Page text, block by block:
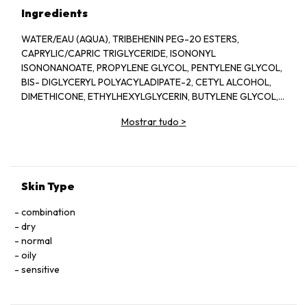
Ingredients
WATER/EAU (AQUA), TRIBEHENIN PEG-20 ESTERS,
CAPRYLIC/CAPRIC TRIGLYCERIDE, ISONONYL
ISONONANOATE, PROPYLENE GLYCOL, PENTYLENE GLYCOL,
BIS- DIGLYCERYL POLYACYLADIPATE-2, CETYL ALCOHOL,
DIMETHICONE, ETHYLHEXYLGLYCERIN, BUTYLENE GLYCOL,
EDTA, ZEA MAYS (CORN) KERNEL EXTRACT, PECTIN, BENZYL
METHYLSILANOL MANNURONATE, XANTHAN GUM,
HYDROXYCITRONELLAL, GLYCERYL ACRYLATE/ACRYLIC ACID
COPOLYMER, SODIUM CHLORIDE, ALPHA-ISOMETHYL
IONONE, CAPRYLOYL GLYCINE, COUMARIN, CITRONELLOL,
SODIUM HYALURONATE, POTASSIUM SORBATE, SODIUM
Mostrar tudo >
Skin Type
combination
dry
normal
oily
sensitive